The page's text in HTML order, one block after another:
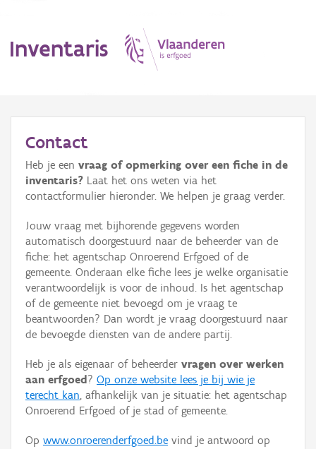
Inventaris
Erfgoedobject
Aanduidingsobject
Waarneming
Thema
Gebeurtenis
Persoon of collectief
Hergebruik
Aanmelden
Contact
Heb je een vraag of opmerking over een fiche in de
inventaris? Laat het ons weten via het
contactformulier hieronder. We helpen je graag verder.
Jouw vraag met bijhorende gegevens worden
automatisch doorgestuurd naar de beheerder van de
fiche: het agentschap Onroerend Erfgoed of de
gemeente. Onderaan elke fiche lees je welke organisatie
verantwoordelijk is voor de inhoud. Is het agentschap
of de gemeente niet bevoegd om je vraag te
beantwoorden? Dan wordt je vraag doorgestuurd naar
de bevoegde diensten van de andere partij.
Heb je als eigenaar of beheerder vragen over werken
aan erfgoed ? Op onze website lees je bij wie je
terecht kan, afhankelijk van je situatie: het agentschap
Onroerend Erfgoed of je stad of gemeente.
Op www.onroerenderfgoed.be vind je antwoord op